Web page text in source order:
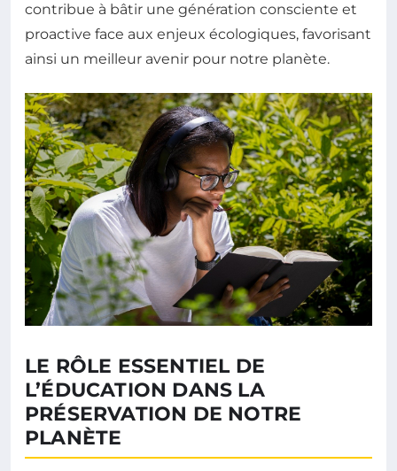
contribue à bâtir une génération consciente et
proactive face aux enjeux écologiques, favorisant
ainsi un meilleur avenir pour notre planète.
LE RÔLE ESSENTIEL DE
L’ÉDUCATION DANS LA
PRÉSERVATION DE NOTRE
PLANÈTE